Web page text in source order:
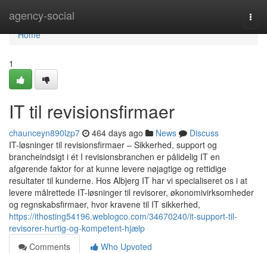
agency-social
Home
Home
1
IT til revisionsfirmaer
chaunceyn890lzp7 464 days ago News
Discuss
IT-løsninger til revisionsfirmaer – Sikkerhed, support og
brancheindsigt i ét I revisionsbranchen er pålidelig IT en
afgørende faktor for at kunne levere nøjagtige og rettidige
resultater til kunderne. Hos Albjerg IT har vi specialiseret os i at
levere målrettede IT-løsninger til revisorer, økonomivirksomheder
og regnskabsfirmaer, hvor kravene til IT sikkerhed,
https://ithosting54196.weblogco.com/34670240/it-support-til-
revisorer-hurtig-og-kompetent-hjælp
Comments
Who Upvoted